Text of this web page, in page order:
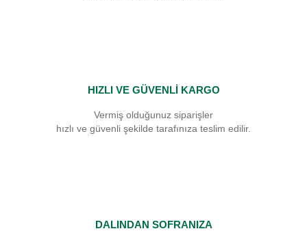
HIZLI VE GÜVENLİ KARGO
Vermiş olduğunuz siparişler
hızlı ve güvenli şekilde tarafınıza teslim edilir.
DALINDAN SOFRANIZA